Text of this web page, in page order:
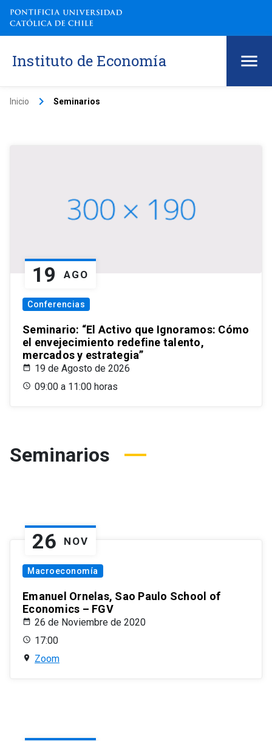
Instituto de Economía
Inicio keyboard_arrow_right Seminarios
19 AGO
Conferencias
Seminario: “El Activo que Ignoramos: Cómo
el envejecimiento redefine talento,
mercados y estrategia”
19 de Agosto de 2026
09:00 a 11:00 horas
Seminarios
26 NOV
Macroeconomía
Emanuel Ornelas, Sao Paulo School of
Economics – FGV
26 de Noviembre de 2020
17:00
Zoom